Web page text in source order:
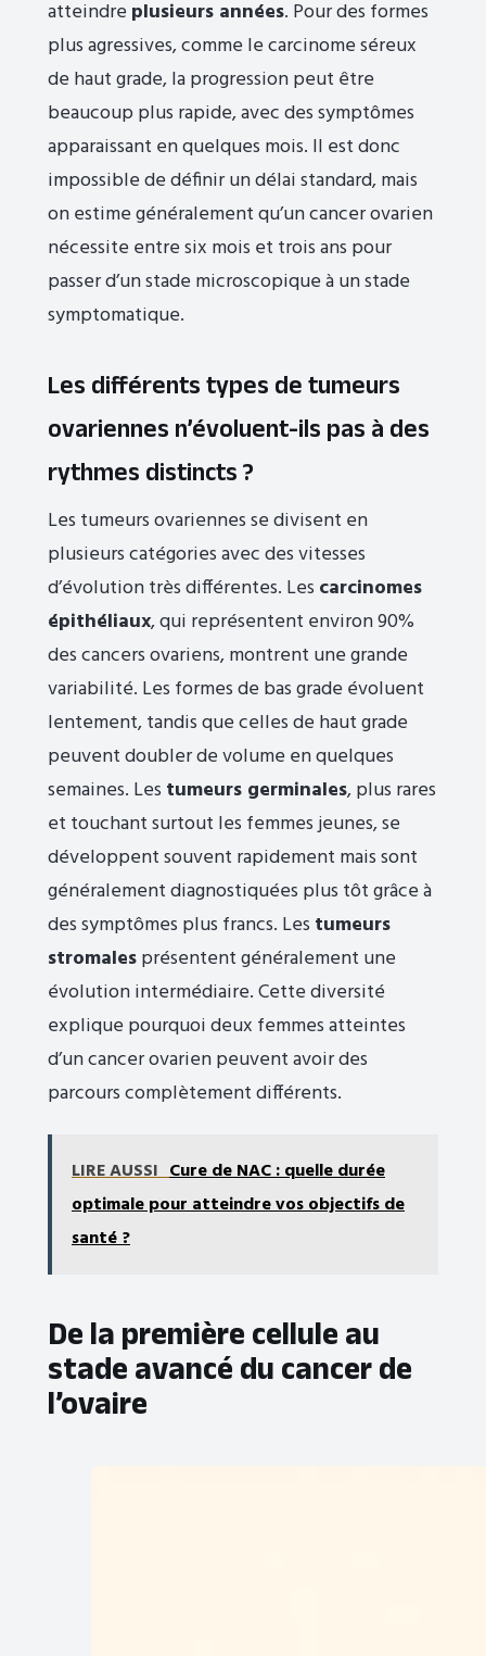
atteindre plusieurs années. Pour des formes
plus agressives, comme le carcinome séreux
de haut grade, la progression peut être
beaucoup plus rapide, avec des symptômes
apparaissant en quelques mois. Il est donc
impossible de définir un délai standard, mais
on estime généralement qu’un cancer ovarien
nécessite entre six mois et trois ans pour
passer d’un stade microscopique à un stade
symptomatique.
Les différents types de tumeurs
ovariennes n’évoluent-ils pas à des
rythmes distincts ?
Les tumeurs ovariennes se divisent en
plusieurs catégories avec des vitesses
d’évolution très différentes. Les carcinomes
épithéliaux, qui représentent environ 90%
des cancers ovariens, montrent une grande
variabilité. Les formes de bas grade évoluent
lentement, tandis que celles de haut grade
peuvent doubler de volume en quelques
semaines. Les tumeurs germinales, plus rares
et touchant surtout les femmes jeunes, se
développent souvent rapidement mais sont
généralement diagnostiquées plus tôt grâce à
des symptômes plus francs. Les tumeurs
stromalesprésentent généralement une
évolution intermédiaire. Cette diversité
explique pourquoi deux femmes atteintes
d’un cancer ovarien peuvent avoir des
parcours complètement différents.
LIRE AUSSI Cure de NAC : quelle durée
optimale pour atteindre vos objectifs de
santé ?
De la première cellule au
stade avancé du cancer de
l’ovaire